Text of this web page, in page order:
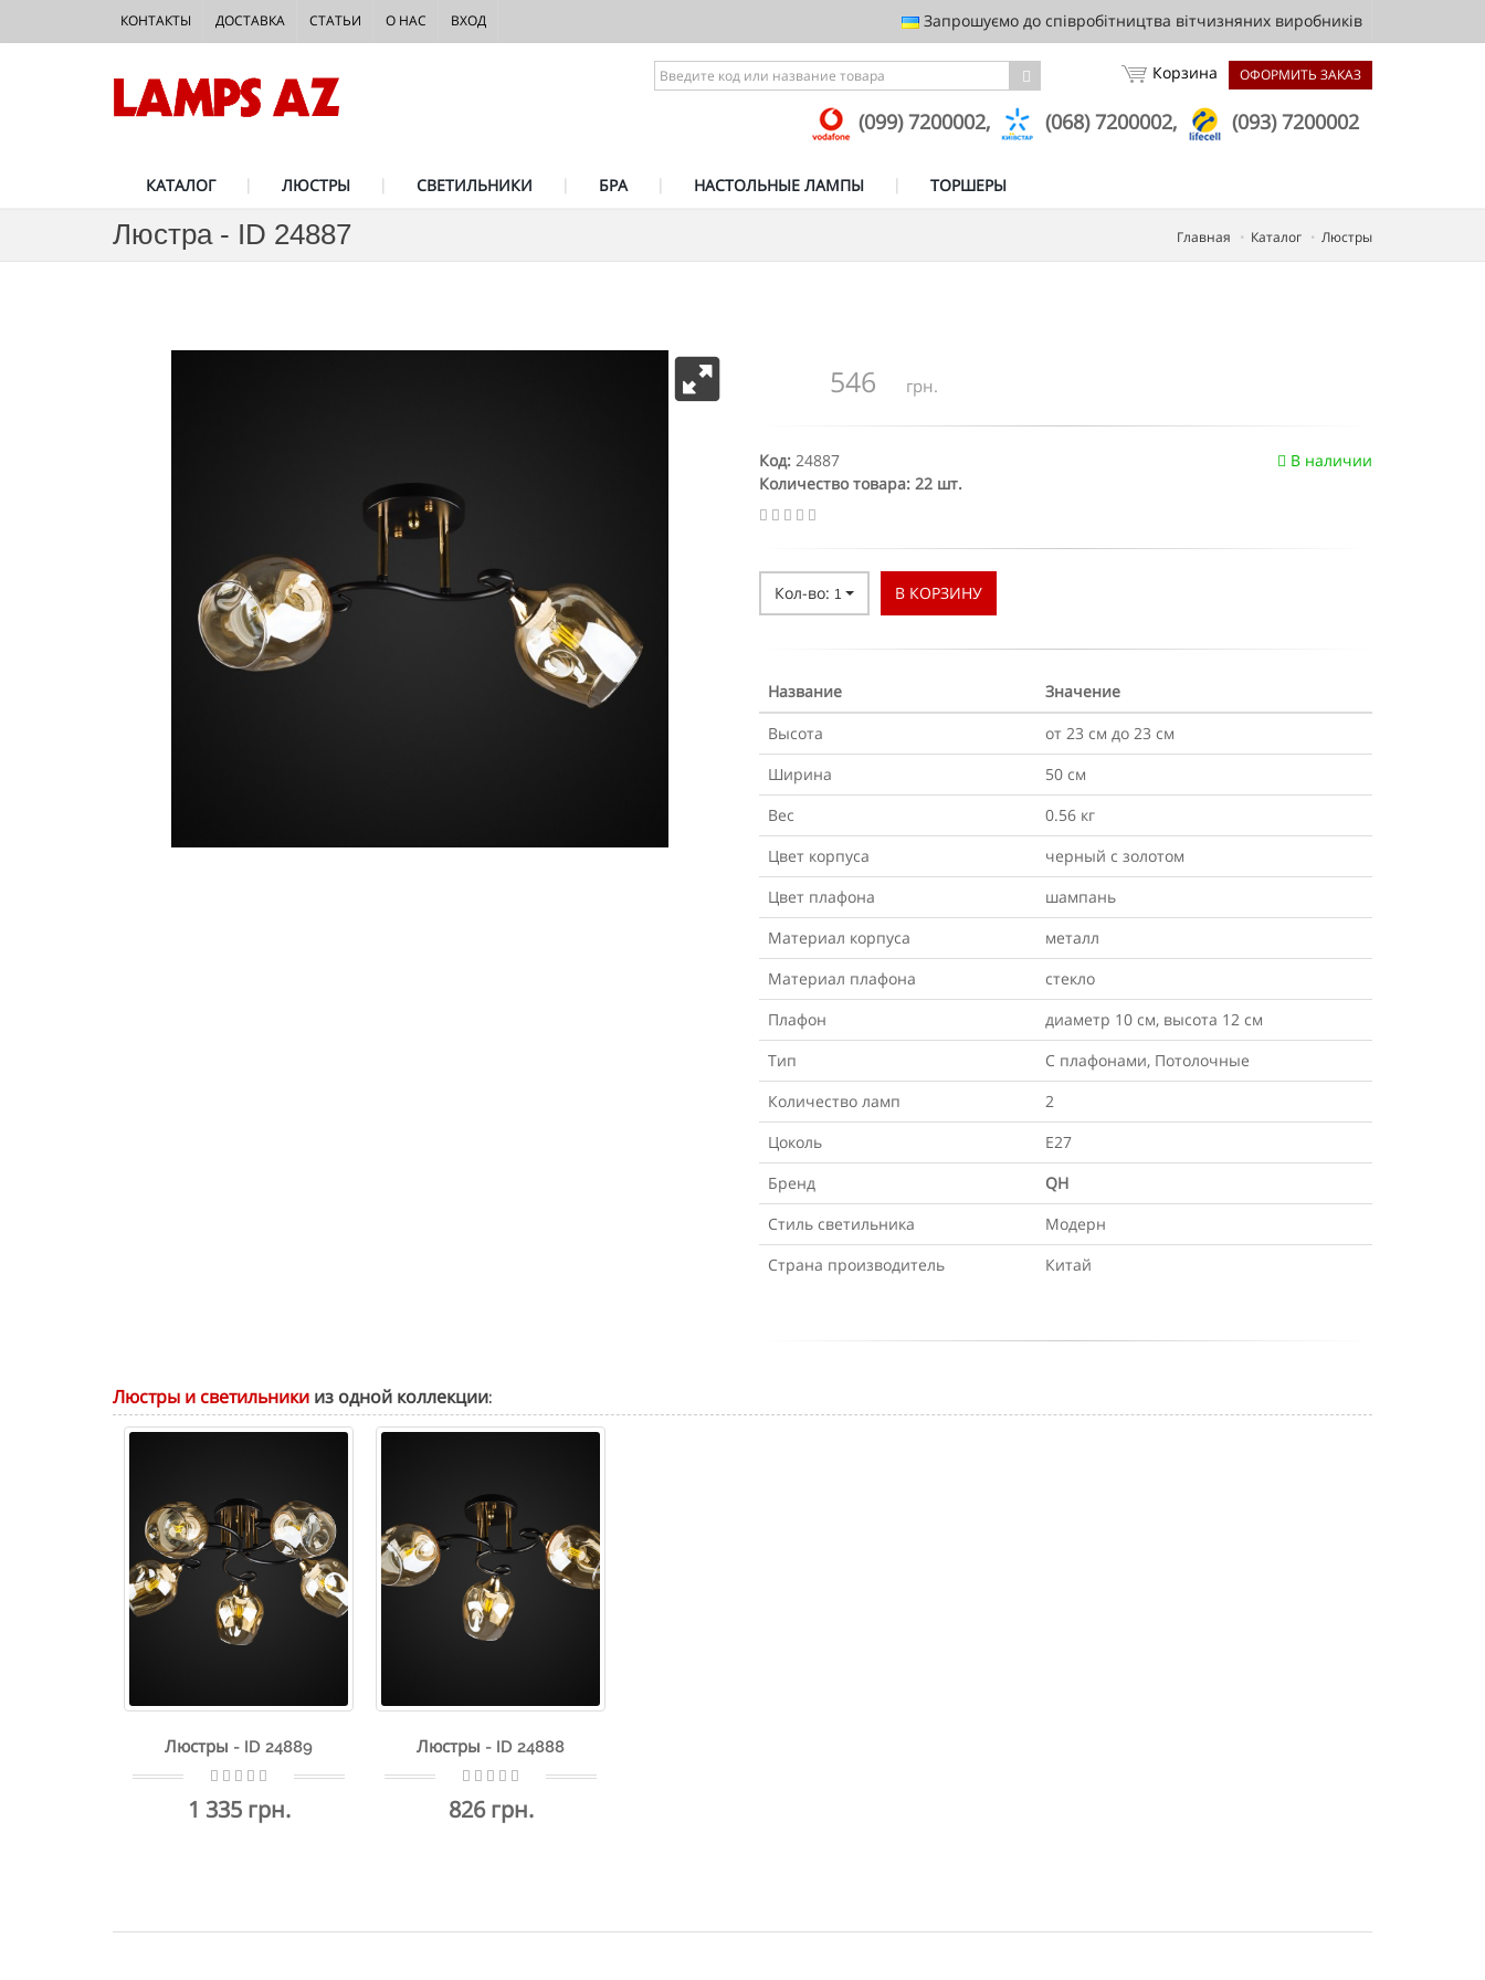
Запрошуємо до співробітництва вітчизняних виробників
КОНТАКТЫ ДОСТАВКА СТАТЬИ О НАС ВХОД
ОФОРМИТЬ ЗАКАЗ
Корзина
(099) 7200002, (068) 7200002, (093) 7200002
КАТАЛОГ ЛЮСТРЫ СВЕТИЛЬНИКИ БРА НАСТОЛЬНЫЕ ЛАМПЫ ТОРШЕРЫ
Люстра - ID 24887 Главная Каталог Люстры
546 грн.
В наличии
Код: 24887
Количество товара: 22 шт.
Кол-во: 1 В КОРЗИНУ
Название
Значение
Высота
от 23 см до 23 см
Ширина
50 см
Вес
0.56 кг
Цвет корпуса
черный с золотом
Цвет плафона
шампань
Материал корпуса
металл
Материал плафона
стекло
Плафон
диаметр 10 см, высота 12 см
Тип
С плафонами, Потолочные
Количество ламп
2
Цоколь
Е27
Бренд
QH
Стиль светильника
Модерн
Страна производитель
Китай
Люстры и светильники из одной коллекции:
Люстры - ID 24889
1 335 грн.
Люстры - ID 24888
826 грн.